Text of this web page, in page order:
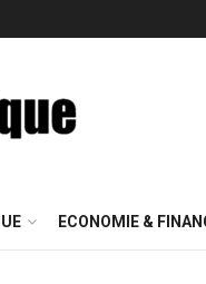
ECONOMIE &